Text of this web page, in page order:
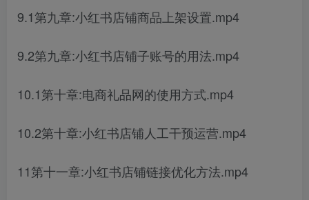
9.1第九章:小红书店铺商品上架设置.mp4
9.2第九章:小红书店铺子账号的用法.mp4
10.1第十章:电商礼品网的使用方式.mp4
10.2第十章:小红书店铺人工干预运营.mp4
11第十一章:小红书店铺链接优化方法.mp4